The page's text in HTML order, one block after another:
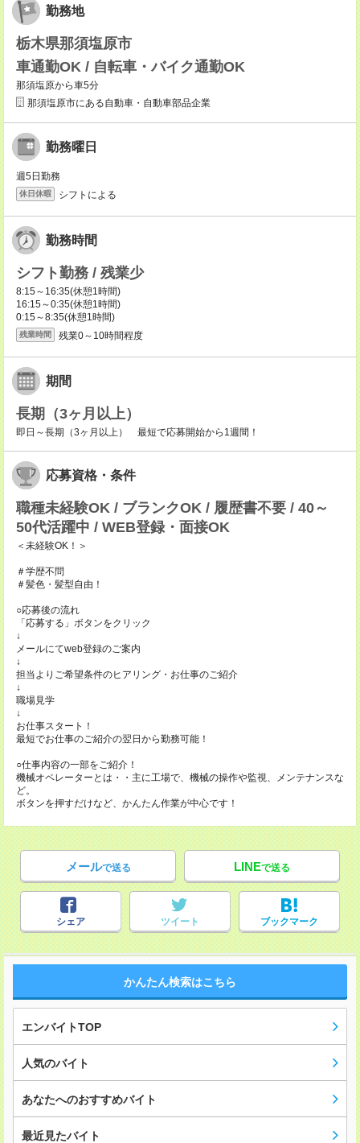
勤務地
栃木県那須塩原市
車通勤OK / 自転車・バイク通勤OK
那須塩原から車5分
那須塩原市にある自動車・自動車部品企業
勤務曜日
週5日勤務
休日休暇 シフトによる
勤務時間
シフト勤務 / 残業少
8:15～16:35(休憩1時間)
16:15～0:35(休憩1時間)
0:15～8:35(休憩1時間)
残業時間 残業0～10時間程度
期間
長期（3ヶ月以上）
即日～長期（3ヶ月以上） 最短で応募開始から1週間！
応募資格・条件
職種未経験OK / ブランクOK / 履歴書不要 / 40～
50代活躍中 / WEB登録・面接OK
＜未経験OK！＞
＃学歴不問
＃髪色・髪型自由！
○応募後の流れ
「応募する」ボタンをクリック
↓
メールにてweb登録のご案内
↓
担当よりご希望条件のヒアリング・お仕事のご紹介
↓
職場見学
↓
お仕事スタート！
最短でお仕事のご紹介の翌日から勤務可能！
○仕事内容の一部をご紹介！
機械オペレーターとは・・主に工場で、機械の操作や監視、メンテナンスな
ど。
ボタンを押すだけなど、かんたん作業が中心です！
メールで送る LINEで送る
シェア ツイート ブックマーク
かんたん検索はこちら
エンバイトTOP
人気のバイト
あなたへのおすすめバイト
最近見たバイト